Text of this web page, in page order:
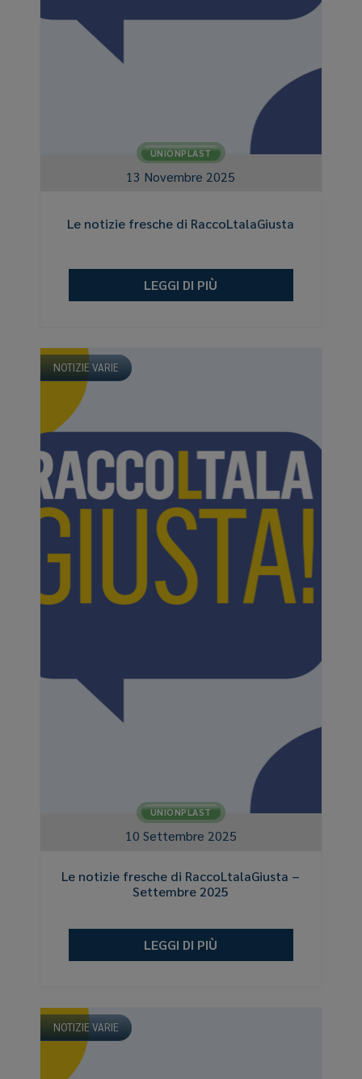
UNIONPLAST
13 Novembre 2025
Le notizie fresche di RaccoLtalaGiusta
LEGGI DI PIÙ
NOTIZIE VARIE
UNIONPLAST
10 Settembre 2025
Le notizie fresche di RaccoLtalaGiusta –
Settembre 2025
LEGGI DI PIÙ
NOTIZIE VARIE